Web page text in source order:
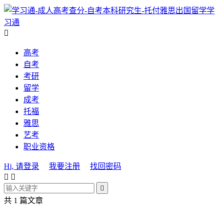
学
习通

高考
自考
考研
留学
成考
托福
雅思
艺考
职业资格
Hi, 请登录 我要注册
找回密码
 

共 1 篇文章